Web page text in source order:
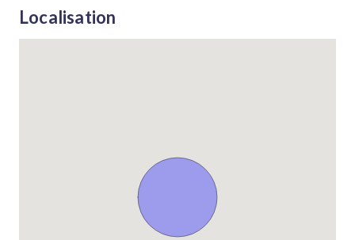
Localisation